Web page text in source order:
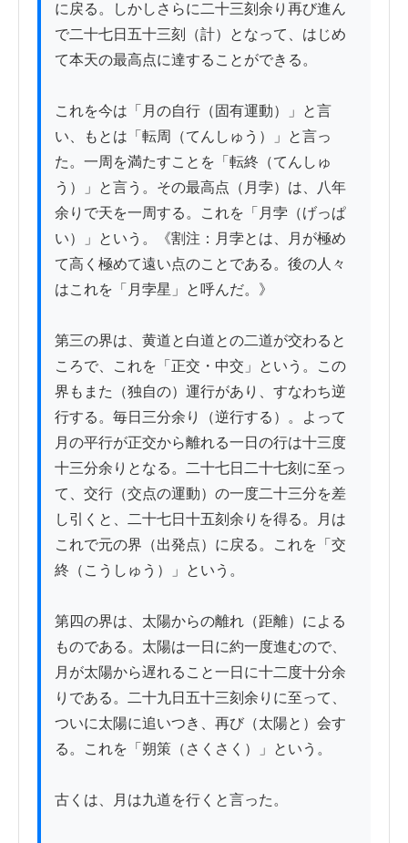
に戻る。しかしさらに二十三刻余り再び進ん
で二十七日五十三刻（計）となって、はじめ
て本天の最高点に達することができる。
これを今は「月の自行（固有運動）」と言
い、もとは「転周（てんしゅう）」と言っ
た。一周を満たすことを「転終（てんしゅ
う）」と言う。その最高点（月孛）は、八年
余りで天を一周する。これを「月孛（げっぱ
い）」という。《割注：月孛とは、月が極め
て高く極めて遠い点のことである。後の人々
はこれを「月孛星」と呼んだ。》
第三の界は、黄道と白道との二道が交わると
ころで、これを「正交・中交」という。この
界もまた（独自の）運行があり、すなわち逆
行する。毎日三分余り（逆行する）。よって
月の平行が正交から離れる一日の行は十三度
十三分余りとなる。二十七日二十七刻に至っ
て、交行（交点の運動）の一度二十三分を差
し引くと、二十七日十五刻余りを得る。月は
これで元の界（出発点）に戻る。これを「交
終（こうしゅう）」という。
第四の界は、太陽からの離れ（距離）による
ものである。太陽は一日に約一度進むので、
月が太陽から遅れること一日に十二度十分余
りである。二十九日五十三刻余りに至って、
ついに太陽に追いつき、再び（太陽と）会す
る。これを「朔策（さくさく）」という。
古くは、月は九道を行くと言った。